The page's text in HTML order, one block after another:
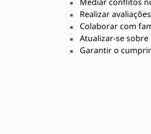
Realizar
Colaborar com
Atualizar-se
Garantir o